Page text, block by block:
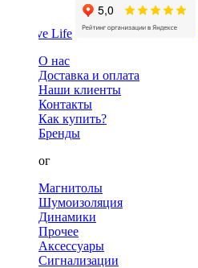
О нас
Доставка и оплата
Наши клиенты
Контакты
Как купить?
Бренды
Каталог
Магнитолы
Шумоизоляция
Динамики
Прочее
Аксессуары
Сигнализации